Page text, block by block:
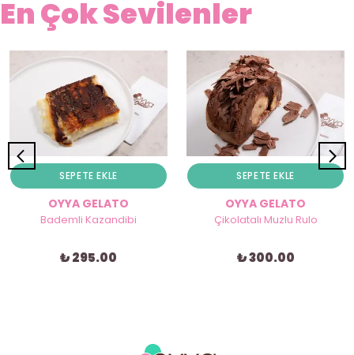
En Çok Sevilenler
SEPETE EKLE
OYYA GELATO
Bademli Kazandibi
₺ 295.00
SEPETE EKLE
OYYA GELATO
Çikolatalı Muzlu Rulo
₺ 300.00